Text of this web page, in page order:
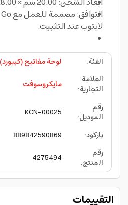
لابتوب عند التثبيت.
الفئة:
لوحة مفاتيح (كيبورد)
العلامة
التجارية:
مايكروسوفت
رقم
الموديل:
KCN-00025
باركود:
889842590869
رقم
المنتج:
4275494
التقييمات